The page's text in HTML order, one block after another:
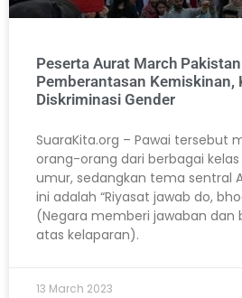
Peserta Aurat March
Pemberantasan Kemiskinan,
Diskriminasi Gender
SuaraKita.org – Pawai tersebut
orang-orang dari berbagai
umur, sedangkan tema sentral
ini adalah “Riyasat jawab do,
(Negara memberi jawaban dan
atas kelaparan).
13 March 2023